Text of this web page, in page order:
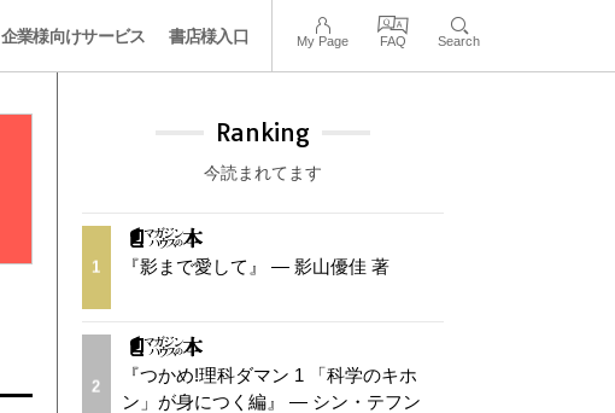
企業様向けサービス 書店様入口 My Page FAQ Search
Ranking
今読まれてます
1 『影まで愛して』 — 影山優佳 著
2
『つかめ!理科ダマン 1 「科学のキホ
ン」が身につく編』 — シン・テフン